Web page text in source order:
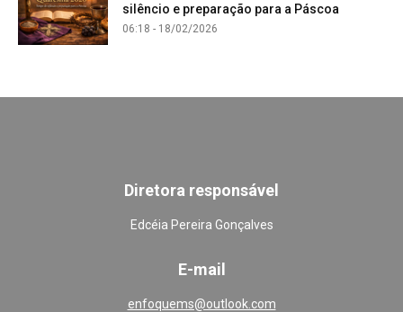
silêncio e preparação para a Páscoa
06:18 - 18/02/2026
Diretora responsável
Edcéia Pereira Gonçalves
E-mail
enfoquems@outlook.com